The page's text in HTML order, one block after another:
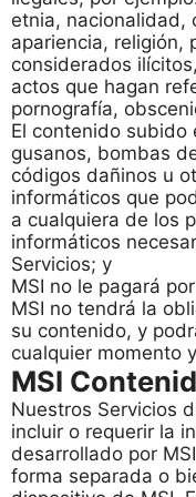
etnia, nacionalidad,
apariencia, religión,
considerados
actos que hagan
pornografía,
El contenido subido
gusanos, bombas
códigos dañinos u
informáticos que
a cualquiera de los
informáticos
Servicios; y
MSI no le pagará
MSI no tendrá la
su contenido, y
cualquier momento
MSI
Nuestros Servicios
incluir o requerir la
desarrollado por
forma separada o